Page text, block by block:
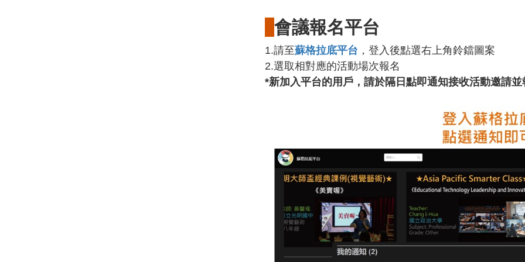
會議報名平台
1.請至蘇格拉底平台 ，登入後點選右上角鈴鐺圖案
2.選取相對應的活動場次報名
*新加入平台的用戶，請於隔日點即通知接收活動邀請並